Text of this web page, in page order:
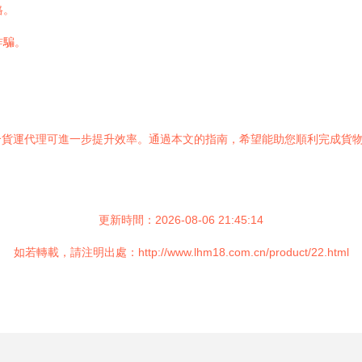
。
運代理可進一步提升效率。通過本文的指南，希望能助您順利完成貨
更新時間：2026-08-06 21:45:14
如若轉載，請注明出處：http://www.lhm18.com.cn/product/22.html